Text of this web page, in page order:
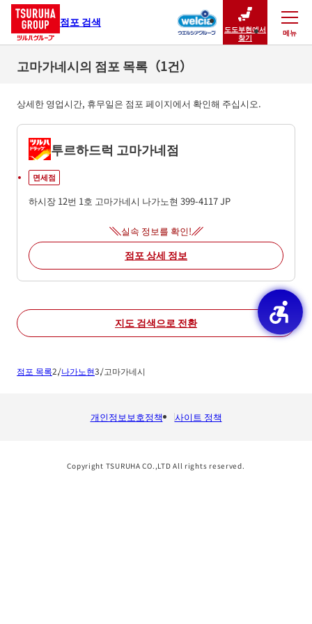
점포 검색
도도부현에서
찾기
메뉴
닫기
고마가네시의 점포 목록（1건）
상세한 영업시간, 휴무일은 점포 페이지에서 확인해 주십시오.
투르하드럭 고마가네점
면세점
하시장 12번 1호 고마가네시 나가노현 399-4117JP
실속 정보를 확인!
점포 상세 정보
지도 검색으로 전환
점포 목록 나가노현 고마가네시
개인정보보호정책 사이트 정책
Copyright TSURUHA CO.,LTD All rights reserved.